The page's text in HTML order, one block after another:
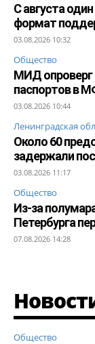
С августа
формат
03.08.2026 10:32
Общество
МИД опроверг
паспортов в
03.08.2026 10:44
Ленинградская
Около 60
задержали
03.08.2026 11:17
Общество
Из-за
Петербурга
07.08.2026 14:28
Общество